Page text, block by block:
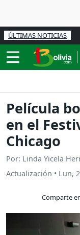
ÚLTIMAS NOTICIAS
Película
en el
Chicago
Por: Linda Yicela
Actualización • Lun,
Comparte